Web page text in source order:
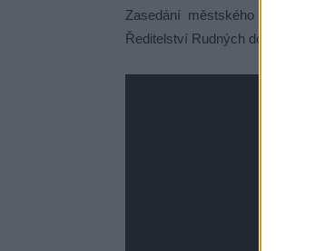
Zasedání městského
Ředitelství Rudných dolů a bude